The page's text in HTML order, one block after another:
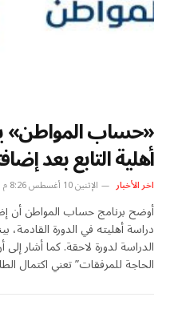
«حساب المواطن»
أهلية التابع بعد
اخر الأخبار الإثنين 10 أغسطس 8:26 م
دراسة أهليته في الدورة القادمة،
الدراسة لدورة لاحقة. كما أشار
الحاجة للمرفقات” تعني اكتمال